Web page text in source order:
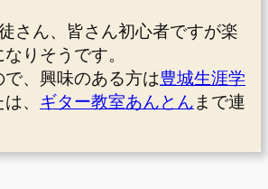
さん、皆さん初心者ですが楽
りそうです。
で、興味のある方は豊城生涯学
、 ギター教室あんとん まで連